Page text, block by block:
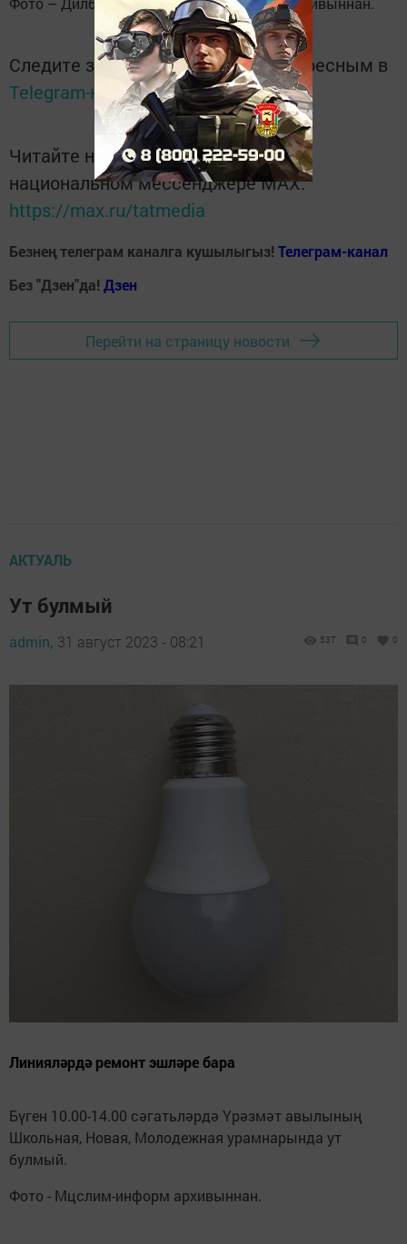
Следите за самым важным и интересным в
Telegram-каналеТатмедиа
Читайте новости Татарстана в
национальном мессенджере MАХ:
https://max.ru/tatmedia
Безнең телеграм каналга кушылыгыз! Телеграм-канал
Без "Дзен"да! Дзен
Перейти на страницу новости
АКТУАЛЬ
Ут булмый
admin, 31 август 2023 - 08:21 537 0 0
Линияләрдә ремонт эшләре бара
Бүген 10.00-14.00 сәгатьләрдә Үрәзмәт авылының
Школьная, Новая, Молодежная урамнарында ут
булмый.
Фото - Мцслим-информ архивыннан.